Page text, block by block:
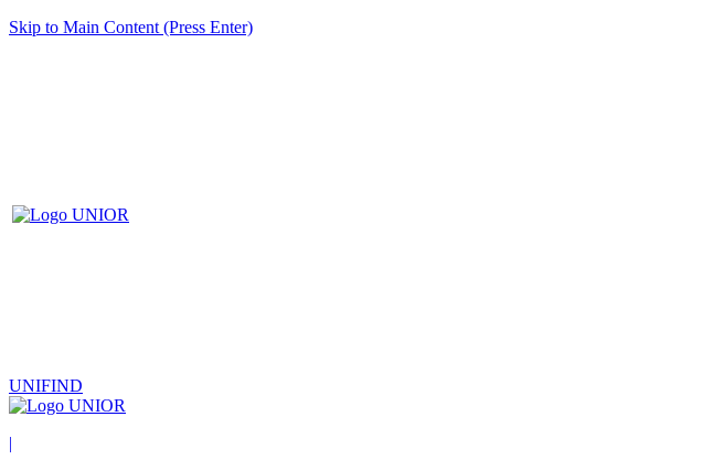
Skip to Main Content (Press Enter)
UNIFIND
|